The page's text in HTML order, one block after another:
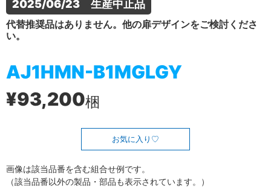
2025/06/23　生産中止品
代替推奨品はありません。他の扉デザインをご検討くださ
い。
AJ1HMN-B1MGLGY
¥93,200梱
お気に入り
画像は該当品番を含む組合せ例です。
（該当品番以外の製品・部品も表示されています。）